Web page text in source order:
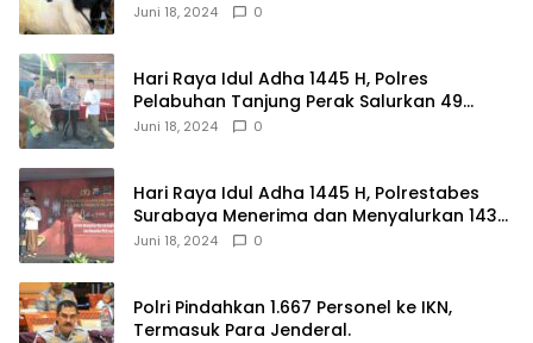
Juni 18, 2024 0
Hari Raya Idul Adha 1445 H, Polres
Pelabuhan Tanjung Perak Salurkan 49
Hewan Korban.
Juni 18, 2024 0
Hari Raya Idul Adha 1445 H, Polrestabes
Surabaya Menerima dan Menyalurkan 143
Hewan Kurban
Juni 18, 2024 0
Polri Pindahkan 1.667 Personel ke IKN,
Termasuk Para Jenderal.